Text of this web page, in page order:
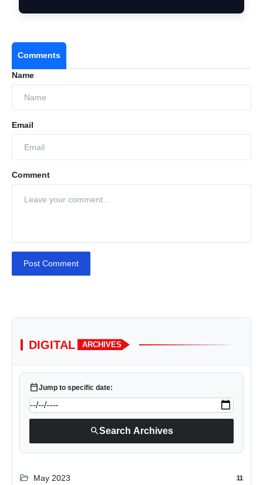
Comments
Name
Email
Comment
Post Comment
DIGITAL ARCHIVES
calendar_todayJump to specific date:
searchSearch Archives
folder_open May 2023 11